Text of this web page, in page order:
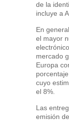
de la
incluye a
En
el mayor
mercado
Europa
cuyo
el 8%.
Las
emisión